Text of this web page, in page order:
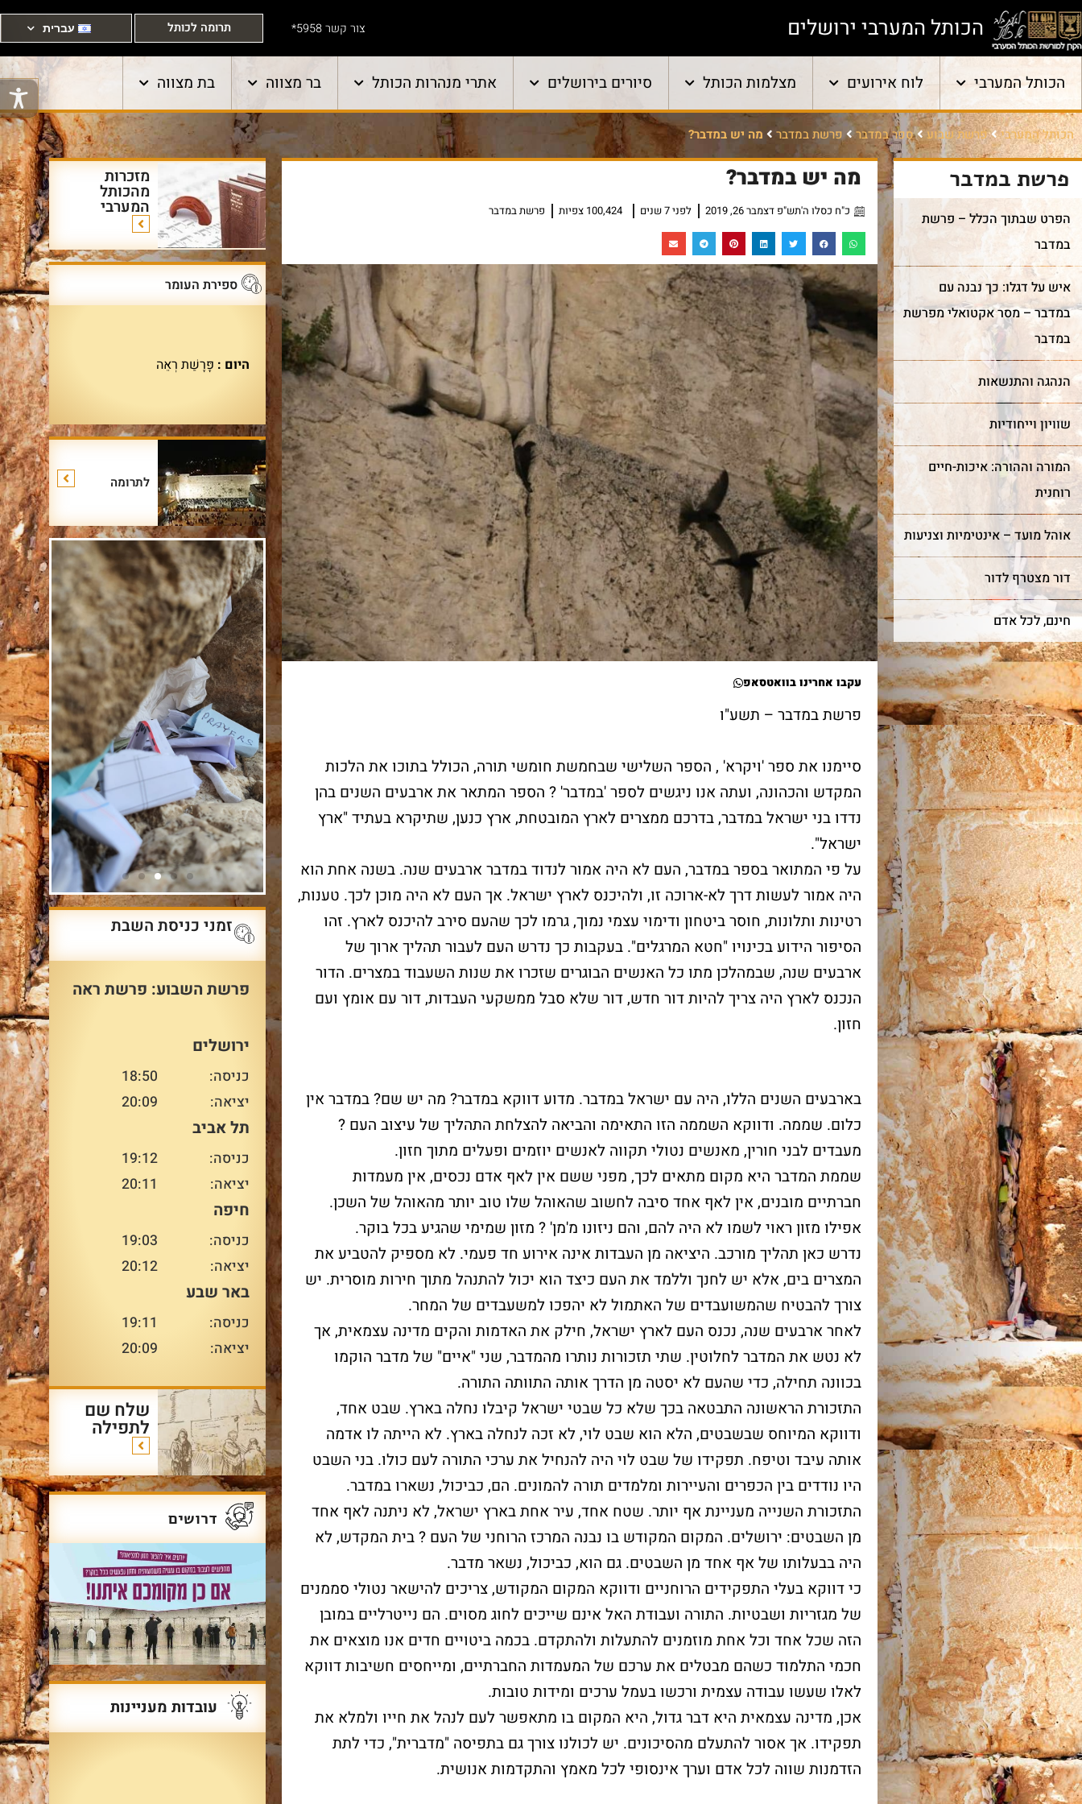
הכותל המערבי ירושלים צור קשר 5958* תרומה לכותל עברית
הכותל המערבי לוח אירועים מצלמות הכותל סיורים בירושלים אתרי מנהרות הכותל בר מצווה בת מצווה
הכותל המערבי פרשת שבוע ספר במדבר פרשת במדבר מה יש במדבר?
פרשת במדבר
הפרט שבתוך הכלל – פרשת
במדבר
איש על דגלו: כך נבנה עם
במדבר – מסר אקטואלי מפרשת
במדבר
הנהגה והתנשאות
שוויון וייחודיות
המורה וההורה: איכות-חיים
רוחנית
אוהל מועד – אינטימיות וצניעות
דור מצטרף לדור
חינם, לכל אדם
מה יש במדבר?
כ"ח כסלו ה'תש"פ דצמבר 26, 2019 לפני 7 שנים 100,424 צפיות פרשת במדבר
עקבו אחרינו בוואטסאפ
פרשת במדבר – תשע"ו
סיימנו את ספר 'ויקרא' , הספר השלישי שבחמשת חומשי תורה, הכולל בתוכו את הלכות
המקדש והכהונה, ועתה אנו ניגשים לספר 'במדבר' ? הספר המתאר את ארבעים השנים בהן
נדדו בני ישראל במדבר, בדרכם ממצרים לארץ המובטחת, ארץ כנען, שתיקרא בעתיד "ארץ
ישראל".
על פי המתואר בספר במדבר, העם לא היה אמור לנדוד במדבר ארבעים שנה. בשנה אחת הוא
היה אמור לעשות דרך לא-ארוכה זו, ולהיכנס לארץ ישראל. אך העם לא היה מוכן לכך. טענות,
רטינות ותלונות, חוסר ביטחון ודימוי עצמי נמוך, גרמו לכך שהעם סירב להיכנס לארץ. זהו
הסיפור הידוע בכינויו "חטא המרגלים". בעקבות כך נדרש העם לעבור תהליך ארוך של
ארבעים שנה, שבמהלכן מתו כל האנשים הבוגרים שזכרו את שנות השעבוד במצרים. הדור
הנכנס לארץ היה צריך להיות דור חדש, דור שלא סבל ממשקעי העבדות, דור עם אומץ ועם
חזון.
בארבעים השנים הללו, היה עם ישראל במדבר. מדוע דווקא במדבר? מה יש שם? במדבר אין
כלום. שממה. ודווקא השממה הזו התאימה והביאה להצלחת התהליך של עיצוב העם ?
מעבדים לבני חורין, מאנשים נטולי תקווה לאנשים יוזמים ופעלים מתוך חזון.
שממת המדבר היא מקום מתאים לכך, מפני ששם אין לאף אדם נכסים, אין מעמדות
חברתיים מובנים, אין לאף אחד סיבה לחשוב שהאוהל שלו טוב יותר מהאוהל של השכן.
אפילו מזון ראוי לשמו לא היה להם, והם ניזונו מ'מן' ? מזון שמימי שהגיע בכל בוקר.
נדרש כאן תהליך מורכב. היציאה מן העבדות אינה אירוע חד פעמי. לא מספיק להטביע את
המצרים בים, אלא יש לחנך וללמד את העם כיצד הוא יכול להתנהל מתוך חירות מוסרית. יש
צורך להבטיח שהמשועבדים של האתמול לא יהפכו למשעבדים של המחר.
לאחר ארבעים שנה, נכנס העם לארץ ישראל, חילק את האדמות והקים מדינה עצמאית, אך
לא נטש את המדבר לחלוטין. שתי תזכורות נותרו מהמדבר, שני "איים" של מדבר הוקמו
בכוונה תחילה, כדי שהעם לא יסטה מן הדרך אותה התוותה התורה.
התזכורת הראשונה התבטאה בכך שלא כל שבטי ישראל קיבלו נחלה בארץ. שבט אחד,
ודווקא המיוחס שבשבטים, הלא הוא שבט לוי, לא זכה לנחלה בארץ. לא הייתה לו אדמה
אותה עיבד וטיפח. תפקידו של שבט לוי היה להנחיל את ערכי התורה לעם כולו. בני השבט
היו נודדים בין הכפרים והעיירות ומלמדים תורה להמונים. הם, כביכול, נשארו במדבר.
התזכורת השנייה מעניינת אף יותר. שטח אחד, עיר אחת בארץ ישראל, לא ניתנה לאף אחד
מן השבטים: ירושלים. המקום המקודש בו נבנה המרכז הרוחני של העם ? בית המקדש, לא
היה בבעלותו של אף אחד מן השבטים. גם הוא, כביכול, נשאר מדבר.
כי דווקא בעלי התפקידים הרוחניים ודווקא המקום המקודש, צריכים להישאר נטולי סממנים
של מגזריות ושבטיות. התורה ועבודת האל אינם שייכים לחוג מסוים. הם נייטרליים במובן
הזה שכל אחד וכל אחת מוזמנים להתעלות ולהתקדם. בכמה ביטויים חדים אנו מוצאים את
חכמי התלמוד כשהם מבטלים את ערכם של המעמדות החברתיים, ומייחסים חשיבות דווקא
לאלו שעשו עבודה עצמית ורכשו בעמל ערכים ומידות טובות.
אכן, מדינה עצמאית היא דבר גדול, היא המקום בו מתאפשר לעם לנהל את חייו ולמלא את
תפקידו. אך אסור להתעלם מהסיכונים. יש לכולנו צורך גם בתפיסה "מדברית", כדי לתת
הזדמנות שווה לכל אדם וערך אינסופי לכל מאמץ והתקדמות אנושית.
מזכרות
מהכותל
המערבי
ספירת העומר
היום : פָּרָשַׁת רְאֵה
לתרומה
מצווה
למורשת הכותל המערבי
אתכם לחגוג בר מצווה
בטקס מרגש ובאווירה
של אחדות וקדושה.
עוד על בר מצווה >
חדש!מייצג
שער השמיים
מה מביא אנשים ונשים מכל
קצוות תבל להתרפק על
האבנים העתיקות?
עוד על שער השמיים >
חלאקה בכותל
המערבי
את הטקס יערוך מדריך מקצועי
להרשמה ללא עלות >
שלח פתק
לכותל
רוצים לשים פתק בכותל ואין
שלח עכשיו
שרשרת
הדורות
למסע הארוך שעבר העם
היהודי ולדורות העבר המרכיבים
יחד שרשרת אחת ארוכה
ומרגשת העוברת ממשפחה
למשפחה ומדור לדור – בדיוק
במקום המשמעותי ביותר
עוד על שרשרת הדורות
>
זמני כניסת השבת
פרשת השבוע: פרשת ראה
ירושלים
כניסה:
18:50
יציאה:
20:09
תל אביב
כניסה:
19:12
יציאה:
20:11
חיפה
כניסה:
19:03
יציאה:
20:12
באר שבע
כניסה:
19:11
יציאה:
20:09
שלח שם
לתפילה
דרושים
עובדות מעניינות